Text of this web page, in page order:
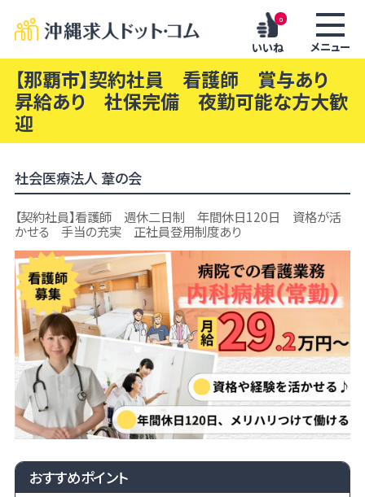
0
いいね メニュー
【那覇市】契約社員 看護師 賞与あり
昇給あり 社保完備 夜勤可能な方大歓
迎
社会医療法人 葦の会
【契約社員】看護師 週休二日制 年間休日120日 資格が活
かせる 手当の充実 正社員登用制度あり
おすすめポイント